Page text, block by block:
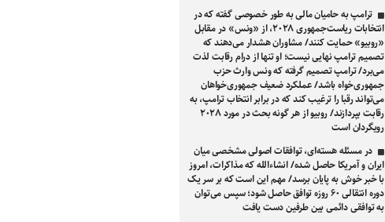
ترامپ به حامیان مالی به طور خصوصی گفته که در
انتخابات ریاست‌جمهوری ۲۰۲۸، از «ونس» در مقابل
«روبیو» حمایت کنند/ مشاوران هشدار می‌دهند که
تصمیم ترامپ نهایی نیست؛ او تنها از درام رقابت لذت
می‌برد/ ترامپ تصمیم گرفته که ونس وارث حزب
جمهوری‌خواه باشد/ عملکرد ضعیف جمهوری‌خواهان
می‌تواند رقبا را ترغیب کند که در برابر انتخاب ترامپ، به
رقابت بپردازند/ روبیو از هر گونه بحث در مورد ۲۰۲۸
رویگردان است
در مسئله هسته‌ای، توافقات اصولی مشخصی میان
ایران و آمریکا حاصل شده/ انشاءالله که مذاکرات، امروز
با خبر خوش به پایان برسد/ مهم این است که بر سر یک
دوره انتقالی ۶۰ روزه توافق حاصل شود؛ سپس می‌توان
به توافقی دائمی بین طرفین دست یافت